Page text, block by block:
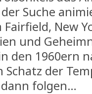
Suche
New
und
den 1960ern
der
folgen…